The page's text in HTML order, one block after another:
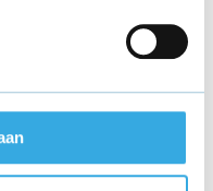
USB snellader 9V